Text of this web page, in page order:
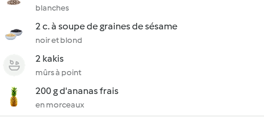
blanches
2 c. à soupe de graines de sésame
noir et blond
2 kakis
mûrs à point
200 g d'ananas frais
en morceaux